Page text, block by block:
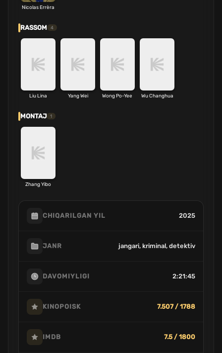
Nicolas Errèra
RASSOM 4
Liu Lina Yang Wei Wong Po-Yee Wu Changhua
MONTAJ 1
Zhang Yibo
CHIQARILGAN YIL 2025
JANR jangari, kriminal, detektiv
DAVOMIYLIGI 2:21:45
KINOPOISK 7.507 / 1788
IMDB 7.5 / 1800